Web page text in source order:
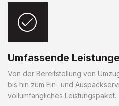
Umfassende
Von der Bereitstellung von
bis hin zum Ein- und
vollumfängliches Leistungspaket.